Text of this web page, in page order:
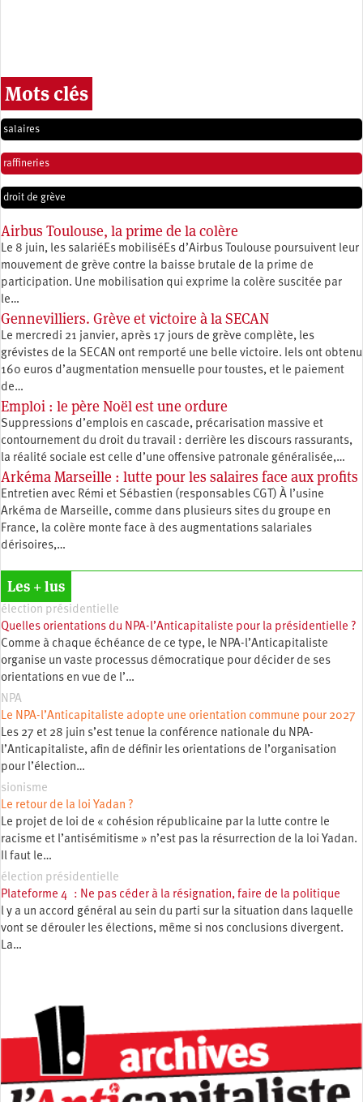
Mots clés
salaires
raffineries
droit de grève
Airbus Toulouse, la prime de la colère
Le 8 juin, les salariéEs mobiliséEs d’Airbus Toulouse poursuivent leur
mouvement de grève contre la baisse brutale de la prime de
participation. Une mobilisation qui exprime la colère suscitée par
le…
Gennevilliers. Grève et victoire à la SECAN
Le mercredi 21 janvier, après 17 jours de grève complète, les
grévistes de la SECAN ont remporté une belle victoire. Iels ont obtenu
160 euros d’augmentation mensuelle pour toustes, et le paiement
de…
Emploi : le père Noël est une ordure
Suppressions d’emplois en cascade, précarisation massive et
contournement du droit du travail : derrière les discours rassurants,
la réalité sociale est celle d’une offensive patronale généralisée,…
Arkéma Marseille : lutte pour les salaires face aux profits
Entretien avec Rémi et Sébastien (responsables CGT) À l’usine
Arkéma de Marseille, comme dans plusieurs sites du groupe en
France, la colère monte face à des augmentations salariales
dérisoires,…
Les + lus
élection présidentielle
Quelles orientations du NPA-l’Anticapitaliste pour la présidentielle ?
Comme à chaque échéance de ce type, le NPA-l’Anticapitaliste
organise un vaste processus démocratique pour décider de ses
orientations en vue de l’…
NPA
Le NPA-l’Anticapitaliste adopte une orientation commune pour 2027
Les 27 et 28 juin s’est tenue la conférence nationale du NPA-
l’Anticapitaliste, afin de définir les orientations de l’organisation
pour l’élection…
sionisme
Le retour de la loi Yadan ?
Le projet de loi de « cohésion républicaine par la lutte contre le
racisme et l’antisémitisme » n’est pas la résurrection de la loi Yadan.
Il faut le…
élection présidentielle
Plateforme 4 : Ne pas céder à la résignation, faire de la politique
l y a un accord général au sein du parti sur la situation dans laquelle
vont se dérouler les élections, même si nos conclusions divergent.
La…